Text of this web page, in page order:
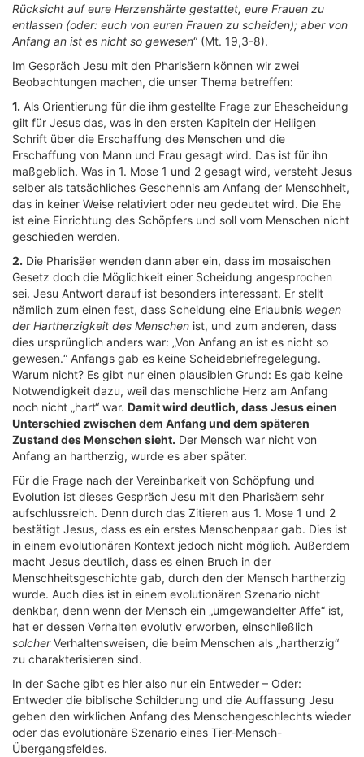
Rücksicht auf eure Herzenshärte gestattet, eure Frauen zu
entlassen (oder: euch von euren Frauen zu scheiden); aber von
Anfang an ist es nicht so gewesen“ (Mt. 19,3-8).
Im Gespräch Jesu mit den Pharisäern können wir zwei
Beobachtungen machen, die unser Thema betreffen:
1. Als Orientierung für die ihm gestellte Frage zur Ehescheidung
gilt für Jesus das, was in den ersten Kapiteln der Heiligen
Schrift über die Erschaffung des Menschen und die
Erschaffung von Mann und Frau gesagt wird. Das ist für ihn
maßgeblich. Was in 1. Mose 1 und 2 gesagt wird, versteht Jesus
selber als tatsächliches Geschehnis am Anfang der Menschheit,
das in keiner Weise relativiert oder neu gedeutet wird. Die Ehe
ist eine Einrichtung des Schöpfers und soll vom Menschen nicht
geschieden werden.
2. Die Pharisäer wenden dann aber ein, dass im mosaischen
Gesetz doch die Möglichkeit einer Scheidung angesprochen
sei. Jesu Antwort darauf ist besonders interessant. Er stellt
nämlich zum einen fest, dass Scheidung eine Erlaubnis wegen
der Hartherzigkeit des Menschen ist, und zum anderen, dass
dies ursprünglich anders war: „Von Anfang an ist es nicht so
gewesen.“ Anfangs gab es keine Scheidebriefregelegung.
Warum nicht? Es gibt nur einen plausiblen Grund: Es gab keine
Notwendigkeit dazu, weil das menschliche Herz am Anfang
noch nicht „hart“ war. Damit wird deutlich, dass Jesus einen
Unterschied zwischen dem Anfang und dem späteren
Zustand des Menschen sieht. Der Mensch war nicht von
Anfang an hartherzig, wurde es aber später.
Für die Frage nach der Vereinbarkeit von Schöpfung und
Evolution ist dieses Gespräch Jesu mit den Pharisäern sehr
aufschlussreich. Denn durch das Zitieren aus 1. Mose 1 und 2
bestätigt Jesus, dass es ein erstes Menschenpaar gab. Dies ist
in einem evolutionären Kontext jedoch nicht möglich. Außerdem
macht Jesus deutlich, dass es einen Bruch in der
Menschheitsgeschichte gab, durch den der Mensch hartherzig
wurde. Auch dies ist in einem evolutionären Szenario nicht
denkbar, denn wenn der Mensch ein „umgewandelter Affe“ ist,
hat er dessen Verhalten evolutiv erworben, einschließlich
solcherVerhaltensweisen, die beim Menschen als „hartherzig“
zu charakterisieren sind.
In der Sache gibt es hier also nur ein Entweder – Oder:
Entweder die biblische Schilderung und die Auffassung Jesu
geben den wirklichen Anfang des Menschengeschlechts wieder
oder das evolutionäre Szenario eines Tier-Mensch-
Übergangsfeldes.